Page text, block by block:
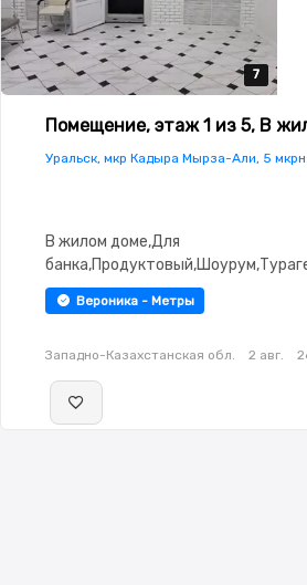
7
7
7
7
7
Помещение, этаж 1 из 5, В
Уральск, мкр Кадыра Мырза-Али, 5 мкрн
В жилом доме,Для
красоты,состояние:
Вероника - Метры
Западно-Казахстанская обл. 2 авг.